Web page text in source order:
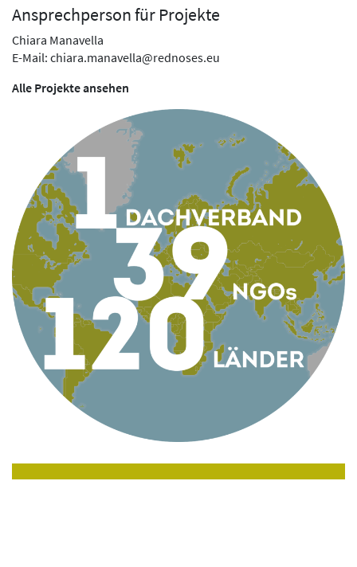
Ansprechperson für Projekte
Chiara Manavella
E-Mail: chiara.manavella@rednoses.eu
Alle Projekte ansehen